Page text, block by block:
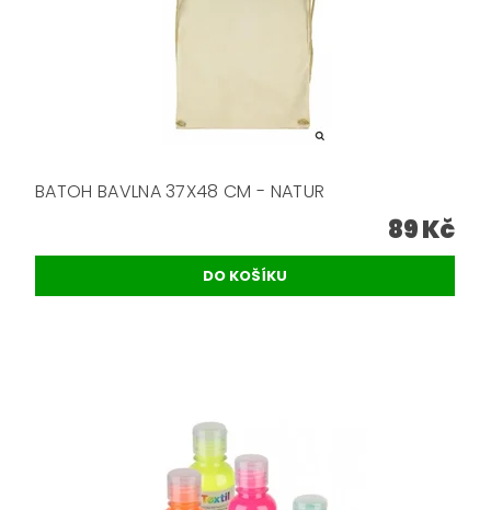
BATOH BAVLNA 37X48 CM - NATUR
89 Kč